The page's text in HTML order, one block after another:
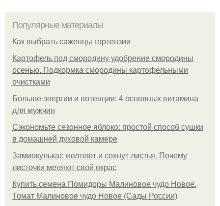
Популярные материалы
Как выбрать саженцы гортензии
Картофель под смородину удобрение смородины
осенью. Подкормка смородины картофельными
очистками
Больше энергии и потенции: 4 основных витамина
для мужчин
Сэкономьте сезонное яблоко: простой способ сушки
в домашней духовой камере
Замиокулькас желтеют и сохнут листья. Почему
листочки меняют свой окрас
Купить семена Помидоры Малиновое чудо Новое.
Томат Малиновое чудо Новое (Сады России)